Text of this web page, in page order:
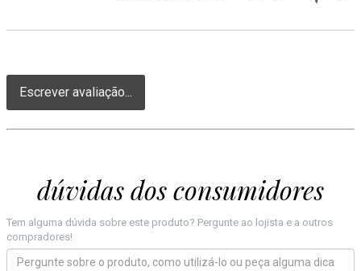
Escrever avaliação...
dúvidas dos consumidores
Tem alguma dúvida sobre este produto? Pergunte ao lojista e a outros
compradores!